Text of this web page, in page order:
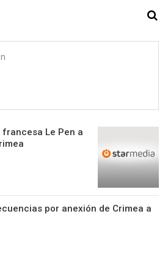
Le Pen a
por anexión de Crimea a